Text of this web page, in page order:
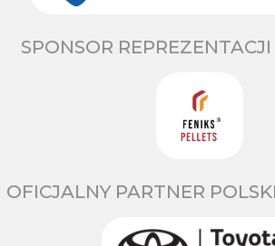
SPONSOR
OFICJALNY PARTNER